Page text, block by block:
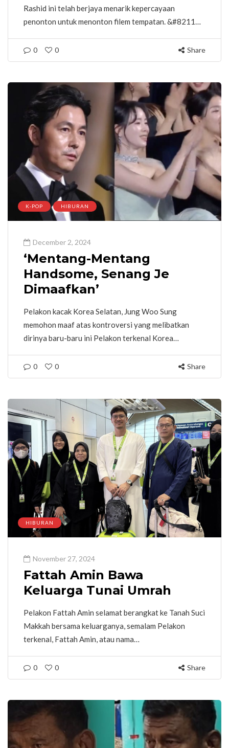
Rashid ini telah berjaya menarik kepercayaan
penonton untuk menonton filem tempatan. &#8211…
0 0 Share
K-POP HIBURAN
December 2, 2024
‘Mentang-Mentang
Handsome, Senang Je
Dimaafkan’
Pelakon kacak Korea Selatan, Jung Woo Sung
memohon maaf atas kontroversi yang melibatkan
dirinya baru-baru ini Pelakon terkenal Korea…
0 0 Share
HIBURAN
November 27, 2024
Fattah Amin Bawa
Keluarga Tunai Umrah
Pelakon Fattah Amin selamat berangkat ke Tanah Suci
Makkah bersama keluarganya, semalam Pelakon
terkenal, Fattah Amin, atau nama…
0 0 Share